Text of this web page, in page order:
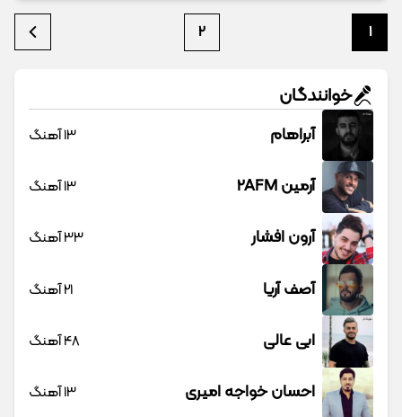
1
2
خوانندگان
آبراهام 13 آهنگ
آرمین 2AFM 13 آهنگ
آرون افشار 33 آهنگ
آصف آریا 21 آهنگ
ابی عالی 48 آهنگ
احسان خواجه امیری 13 آهنگ